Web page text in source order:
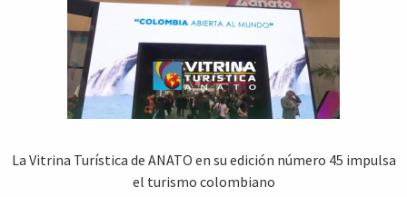
La Vitrina Turística de ANATO en su edición número 45 impulsa
el turismo colombiano